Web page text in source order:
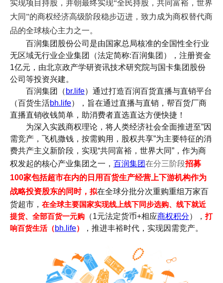
实现项目持股，并朝最终实现“全民持股，共同富裕，世界
大同”的商权经济高级阶段稳步迈进，致力成为商权替代商
品的全球核心主力之一。
百润集团股份公司是由国家总局核准的全国性全行业
无区域无行业企业集团（法定简称:百润集团），注册资金
1亿元，由北京政产学研资讯技术研究院与国卡集团股份
公司等投资兴建。
百润集团（ br.life）通过打造百润百货直播与直销平台
（百货生活bh.life），旨在通过直播与直销，帮百货厂商
直播直销收钱简单，助消费者直选直达方便快捷！
为深入实践商权理论，将人类经济社会全面推进至”因
需竞产，飞机撒钱，按需购用，股权共享”为主要特征的消
费共产主义新阶段，实现“共同富裕，世界大同”，作为商
权发起的核心产业集团之一， 百润集团在分三阶段招募
100家包括超市在内的日用百货生产经营上下游机构作为
战略投资股东的同时， 拟在全球分批分次重购重组万家百
货超市， 在全球主要国家实现线上线下同步选购、线下就近
提货、全部百货一元购 （1元法定货币+相应商权积分），打
响百货生活（bh.life） ，推进丰裕时代，实现因需竞产。